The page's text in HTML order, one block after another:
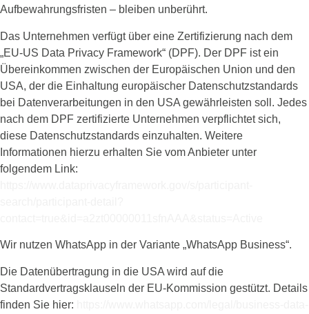
Aufbewahrungsfristen – bleiben unberührt.
Das Unternehmen verfügt über eine Zertifizierung nach dem
„EU-US Data Privacy Framework“ (DPF). Der DPF ist ein
Übereinkommen zwischen der Europäischen Union und den
USA, der die Einhaltung europäischer Datenschutzstandards
bei Datenverarbeitungen in den USA gewährleisten soll. Jedes
nach dem DPF zertifizierte Unternehmen verpflichtet sich,
diese Datenschutzstandards einzuhalten. Weitere
Informationen hierzu erhalten Sie vom Anbieter unter
folgendem Link:
Wir nutzen WhatsApp in der Variante „WhatsApp Business“.
Die Datenübertragung in die USA wird auf die
Standardvertragsklauseln der EU-Kommission gestützt. Details
finden Sie hier: